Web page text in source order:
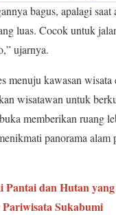
bagus, apalagi
luas. Cocok untuk
ujarnya.
menuju kawasan wisata
wisatawan untuk
memberikan ruang
panorama alam
Pantai dan Hutan
Pariwisata Sukabumi